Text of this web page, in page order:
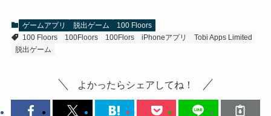
ゲームアプリ 脱出ゲーム
100 Floors
100 Floors
100Floors 100Flors iPhoneアプリ
Tobi Apps Limited
脱出ゲーム
よかったらシェアしてね！